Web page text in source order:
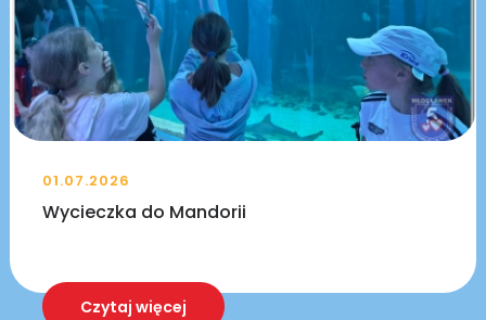
01.07.2026
Wycieczka do Mandorii
Czytaj więcej